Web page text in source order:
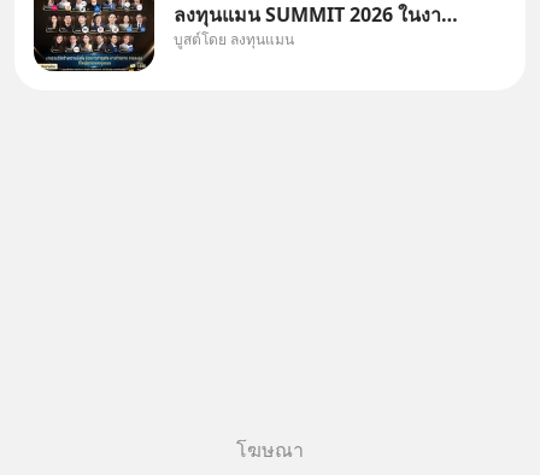
ลงทุนแมน SUMMIT 2026 ในงาน
นี้จะมีเจ้าของธุรกิจ Dr.PONG,
บูสต์โดย ลงทุนแมน
โฆษณา